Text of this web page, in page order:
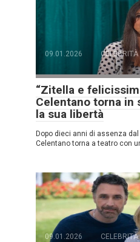
09.01.2026
CELEBRITÀ
“Zitella e
Celentano torna in
la sua libertà
Dopo dieci anni di assenza
Celentano torna a teatro con
09.01.2026
CELEBRITÀ